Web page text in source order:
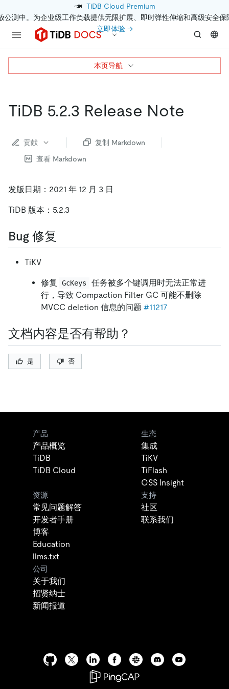
📣 TiDB Cloud Premium
公测中。为企业级工作负载提供无限扩展、即时弹性伸缩和高级安全保
立即体验 →
TiDB 5.2.3 Release Note
贡献
复制 Markdown
查看 Markdown
发版日期：2021 年 12 月 3 日
TiDB 版本：5.2.3
Bug 修复
TiKV
修复 GcKeys
任务被多个键调用时无法正常进
行，导致 Compaction Filter GC 可能不删除
MVCC deletion 信息的问题 #11217
文档内容是否有帮助？
是 否
本页导航
产品
产品概览
TiDB
TiDB Cloud
生态
集成
TiKV
TiFlash
OSS Insight
资源
常见问题解答
开发者手册
博客
Education
llms.txt
支持
社区
联系我们
公司
关于我们
招贤纳士
新闻报道